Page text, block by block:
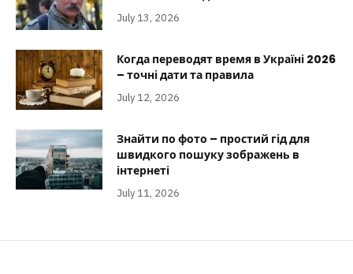
July 13, 2026
Когда переводят время в Україні 2026
– точні дати та правила
July 12, 2026
Знайти по фото – простий гід для
швидкого пошуку зображень в
інтернеті
July 11, 2026